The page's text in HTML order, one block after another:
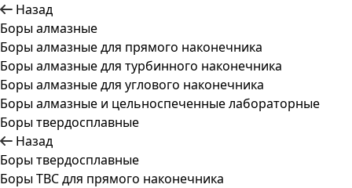
Назад
Боры алмазные
Боры алмазные для прямого наконечника
Боры алмазные для турбинного наконечника
Боры алмазные для углового наконечника
Боры алмазные и цельноспеченные лабораторные
Боры твердосплавные
Назад
Боры твердосплавные
Боры ТВС для прямого наконечника